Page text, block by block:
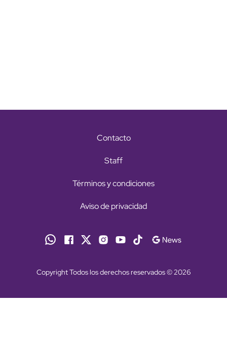
Contacto
Staff
Términos y condiciones
Aviso de privacidad
Copyright Todos los derechos reservados © 2026